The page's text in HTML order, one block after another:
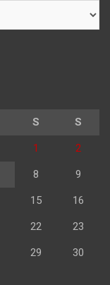
S S
1 2
8 9
15 16
22 23
29 30